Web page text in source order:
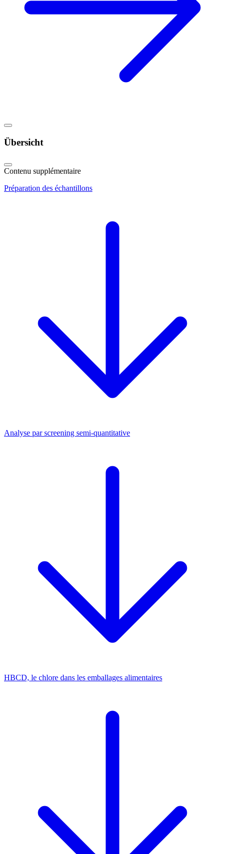
Übersicht
Contenu supplémentaire
Préparation des échantillons
Analyse par screening semi-quantitative
HBCD, le chlore dans les emballages alimentaires